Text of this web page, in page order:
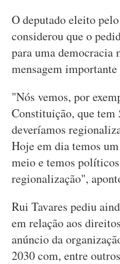
O deputado eleito
considerou que o
para uma democracia
mensagem importante
"Nós vemos, por
Constituição, que tem
deveríamos
Hoje em dia temos
meio e temos
regionalização",
Rui Tavares pediu
em relação aos
anúncio da
2030 com, entre